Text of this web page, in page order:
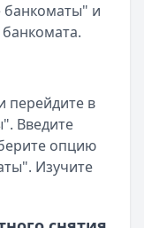
банкоматы" и
перейдите в
Введите
опцию
Изучите